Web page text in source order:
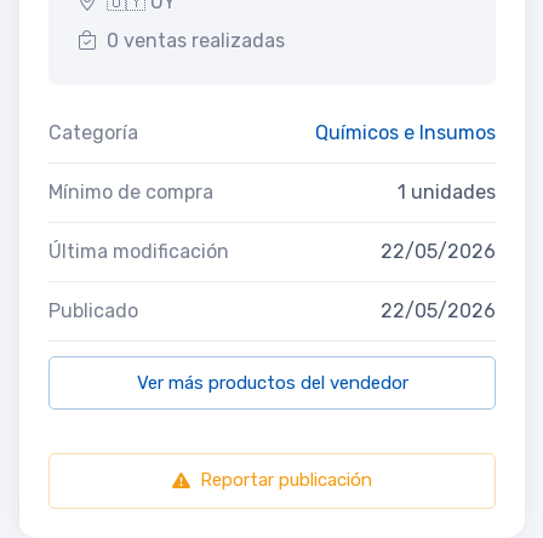
0 ventas realizadas
Categoría Químicos e Insumos
Mínimo de compra 1 unidades
Última modificación 22/05/2026
Publicado 22/05/2026
Ver más productos del vendedor
Reportar publicación